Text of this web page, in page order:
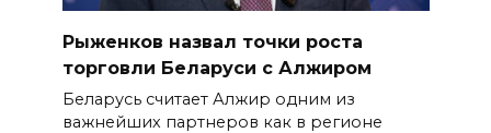
Рыженков назвал точки роста
торговли Беларуси с Алжиром
Беларусь считает Алжир одним из
важнейших партнеров как в регионе